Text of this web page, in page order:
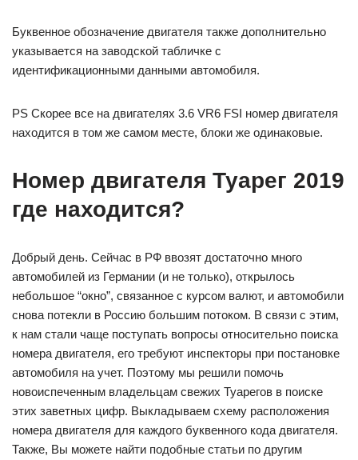
Буквенное обозначение двигателя также дополнительно
указывается на заводской табличке с
идентификационными данными автомобиля.
PS Скорее все на двигателях 3.6 VR6 FSI номер двигателя
находится в том же самом месте, блоки же одинаковые.
Номер двигателя Туарег 2019
где находится?
Добрый день. Сейчас в РФ ввозят достаточно много
автомобилей из Германии (и не только), открылось
небольшое “окно”, связанное с курсом валют, и автомобили
снова потекли в Россию большим потоком. В связи с этим,
к нам стали чаще поступать вопросы относительно поиска
номера двигателя, его требуют инспекторы при постановке
автомобиля на учет. Поэтому мы решили помочь
новоиспеченным владельцам свежих Туарегов в поиске
этих заветных цифр. Выкладываем схему расположения
номера двигателя для каждого буквенного кода двигателя.
Также, Вы можете найти подобные статьи по другим